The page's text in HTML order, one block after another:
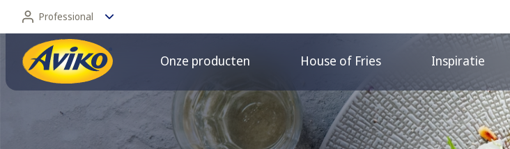
Professional
Professional
Consument
Onze producten House of Fries Inspiratie